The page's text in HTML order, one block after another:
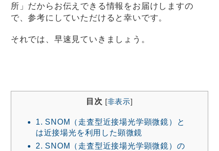
所」だからお伝えできる情報をお届けしますの
で、参考にしていただけると幸いです。
それでは、早速見ていきましょう。
目次 [非表示]
1. SNOM（走査型近接場光学顕微鏡）と
は近接場光を利用した顕微鏡
2. SNOM（走査型近接場光学顕微鏡）の